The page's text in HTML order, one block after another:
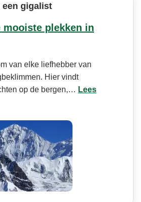
een gigalist
mooiste plekken in
van elke liefhebber van
Hier vindt
op de bergen,… Lees